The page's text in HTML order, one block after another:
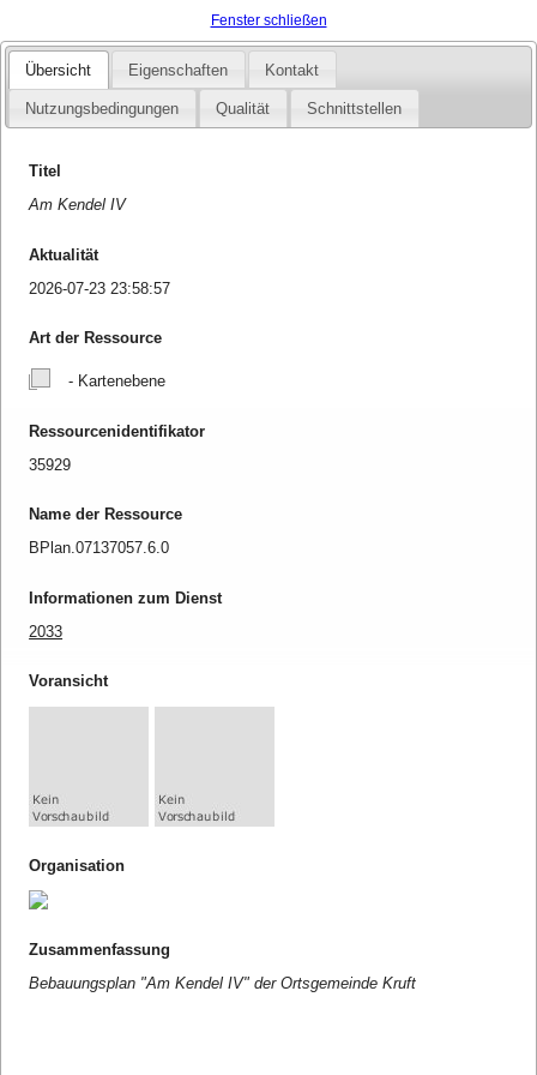
Fenster schließen
Übersicht Eigenschaften Kontakt
Nutzungsbedingungen Qualität Schnittstellen
Titel
Am Kendel IV
Aktualität
2026-07-23 23:58:57
Art der Ressource
- Kartenebene
Ressourcenidentifikator
35929
Name der Ressource
BPlan.07137057.6.0
Informationen zum Dienst
2033
Voransicht
Organisation
Zusammenfassung
Bebauungsplan "Am Kendel IV" der Ortsgemeinde Kruft